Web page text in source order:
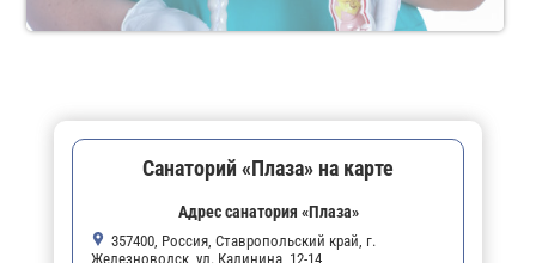
Санаторий «Плаза» на карте
Адрес санатория «Плаза»
357400, Россия, Ставропольский край, г.
Железноводск, ул. Калинина, 12-14